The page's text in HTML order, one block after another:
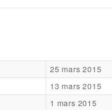
25 mars 2015
13 mars 2015
1 mars 2015